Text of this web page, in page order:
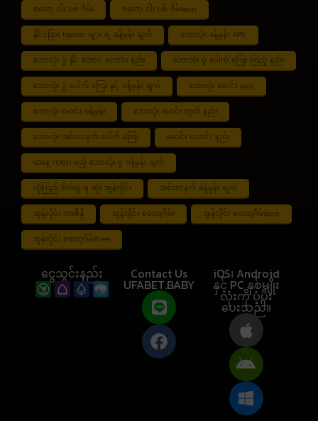
စလော့ ငါး ပစ် ဂိမ်း စလော့ ငါး ပစ် ဂိမ်းapp
နိုင်ငံခြား tipster များ ရဲ့ ခန့်မှန်း ချက် ဘောလုံး ခန့်မှန်း APK
ဘောလုံး ပွဲ နိုင် အောင် လောင်း နည်း ဘောလုံး ပွဲ ပေါက် ကြေး ကြည့် နည်း
ဘောလုံး ပွဲ ပေါက် ကြေး နှင့် ခန့်မှန်း ချက် ဘောလုံး မောင်း app
ဘောလုံး မောင်း ခန့်မှန်း ဘောလုံး မောင်း တွက် နည်း
ဘောလုံး အင်တာနက် ပေါက် ကြေး မောင်း လောင်း နည်း
ယနေ့ ကစား မည့် ဘောလုံး ပွဲ ခန့်မှန်း ချက်
ယုံကြည် စိတ်ချ ရ ဆုံး အွန်လိုင်း အင်တာနက် ခန့်မှန်း ချက်
အွန်လိုင်း ကာစီနို အွန်လိုင်း စလော့ဂိမ်း အွန်လိုင်း စလော့ဂိမ်းapp
အွန်လိုင်း စလော့ဂိမ်းfree
ငွေသွင်းနည်း Contact Us
UFABET.BABY
iOS၊ Android
နှင့် PC နှစ်မျိုး
လုံးကို ပံ့ပိုး
ပေးသည်။